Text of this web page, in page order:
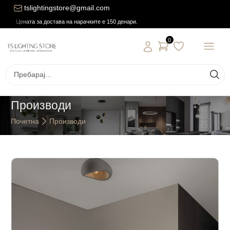
tslightingstore@gmail.com
Цената за достава на нарачките е 150 денари.
0
Производи
Почетна Производи